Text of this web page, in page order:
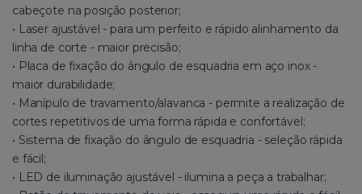
cabeçote na posição posterior;
• Laser ajustável - para um perfeito e rápido alinhamento da
linha de corte - maior precisão;
• Placa de fixação do ângulo de esquadria em aço inox -
maior durabilidade;
• Manípulo de travamento/alavanca - permite a realização de
cortes repetitivos de uma forma rápida e confortável;
• Sistema de fixação do ângulo de esquadria - seleção rápida
e fácil;
• LED de iluminação ajustável - ilumina a peça a trabalhar;